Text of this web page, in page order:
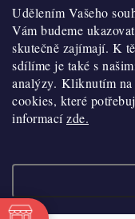
Udělením Vašeho
Vám budeme
skutečně zajímají. K
sdílíme je také s
analýzy. Kliknutím
cookies, které
informacízde.
Obchodní podmínky
Hodnocení obchodu
Blog
Moje objednávka
Historie
Kontakty
O nákupu
Reklamace a vratky
Výdejní místa
Copyright 2026